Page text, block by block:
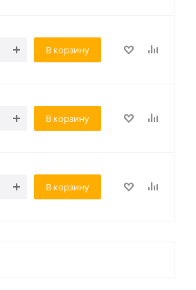
В корзину
В корзину
В корзину